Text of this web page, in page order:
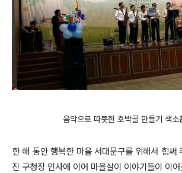
음악으로 따뜻한 호박골 만들기 색소
한 해 동안 행복한 마을 서대문구를 위해서 힘써
진 구청장 인사에 이어 마을살이 이야기들이 이